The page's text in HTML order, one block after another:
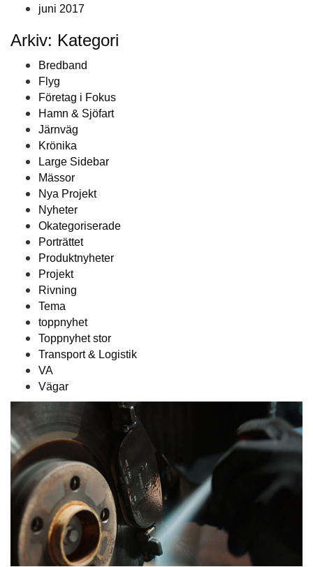
juni 2017
Arkiv: Kategori
Bredband
Flyg
Företag i Fokus
Hamn & Sjöfart
Järnväg
Krönika
Large Sidebar
Mässor
Nya Projekt
Nyheter
Okategoriserade
Porträttet
Produktnyheter
Projekt
Rivning
Tema
toppnyhet
Toppnyhet stor
Transport & Logistik
VA
Vägar